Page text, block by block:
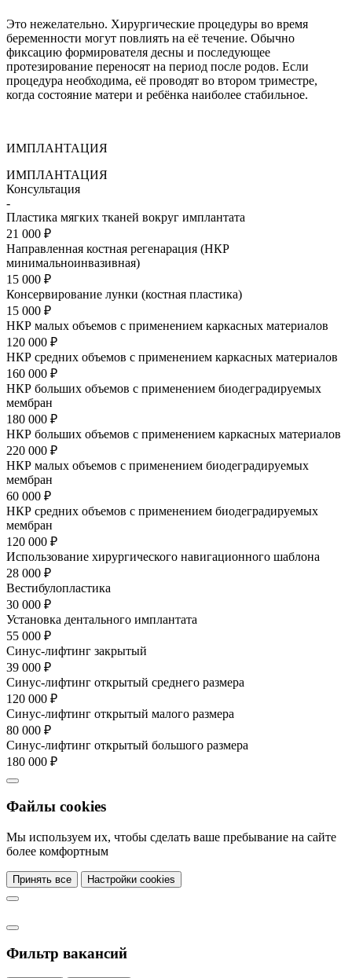
Это нежелательно. Хирургические процедуры во время
беременности могут повлиять на её течение. Обычно
фиксацию формирователя десны и последующее
протезирование переносят на период после родов. Если
процедура необходима, её проводят во втором триместре,
когда состояние матери и ребёнка наиболее стабильное.
ИМПЛАНТАЦИЯ
ИМПЛАНТАЦИЯ
Консультация
-
Пластика мягких тканей вокруг имплантата
21 000 ₽
Направленная костная регенарация (НКР
минимальноинвазивная)
15 000 ₽
Консервирование лунки (костная пластика)
15 000 ₽
НКР малых объемов с применением каркасных материалов
120 000 ₽
НКР средних объемов с применением каркасных материалов
160 000 ₽
НКР больших объемов с применением биодеградируемых
мембран
180 000 ₽
НКР больших объемов с применением каркасных материалов
220 000 ₽
НКР малых объемов с применением биодеградируемых
мембран
60 000 ₽
НКР средних объемов с применением биодеградируемых
мембран
120 000 ₽
Использование хирургического навигационного шаблона
28 000 ₽
Вестибулопластика
30 000 ₽
Установка дентального имплантата
55 000 ₽
Синус-лифтинг закрытый
39 000 ₽
Синус-лифтинг открытый среднего размера
120 000 ₽
Синус-лифтинг открытый малого размера
80 000 ₽
Синус-лифтинг открытый большого размера
180 000 ₽
Файлы cookies
Мы используем их, чтобы сделать ваше пребывание на сайте
более комфортным
Принять все Настройки cookies
Фильтр вакансий